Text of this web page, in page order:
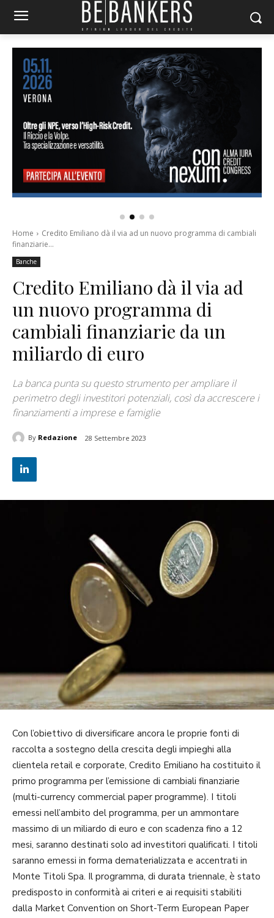
Home
Credito Emiliano dà il via ad un nuovo programma di cambiali
finanziarie...
Banche
Credito Emiliano dà il via ad
un nuovo programma di
cambiali finanziarie da un
miliardo di euro
La banca punta su questo strumento per ampliare il
perimetro degli investitori potenziali, così da accrescere i
finanziamenti a imprese e famiglie
By Redazione 28 Settembre 2023
Con l’obiettivo di diversificare ancora le proprie fonti di
raccolta a sostegno della crescita degli impieghi alla
clientela retail e corporate, Credito Emiliano ha costituito il
primo programma per l’emissione di cambiali finanziarie
(multi-currency commercial paper programme). I titoli
emessi nell’ambito del programma, per un ammontare
massimo di un miliardo di euro e con scadenza fino a 12
mesi, saranno destinati solo ad investitori qualificati. I titoli
saranno emessi in forma dematerializzata e accentrati in
Monte Titoli Spa. Il programma, di durata triennale, è stato
predisposto in conformità ai criteri e ai requisiti stabiliti
dalla Market Convention on Short-Term European Paper